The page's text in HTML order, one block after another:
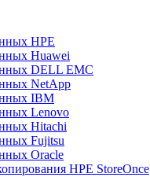
HPE
Huawei
DELL EMC
NetApp
IBM
Lenovo
Hitachi
Fujitsu
Oracle
HPE StoreOnce